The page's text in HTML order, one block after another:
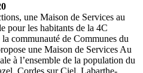
une Maison de Services au
pour les habitants de la 4C
communauté de Communes du
une Maison de Services Au
à l’ensemble de la population du
Cordes sur Ciel, Labarthe-